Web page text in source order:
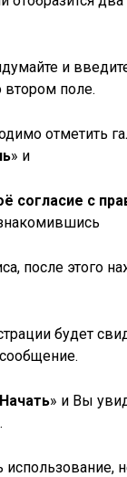
и
втором поле.
отметить
» и
согласие с
после этого
будет
Начать» и Вы